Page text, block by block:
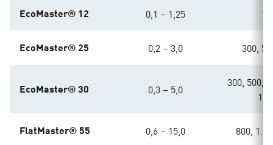
EcoMaster® 12 0,1 – 1,25
EcoMaster® 25 0,2 – 3,0 300,
EcoMaster® 30 0,3 – 5,0
300, 500,
FlatMaster® 55 0,6 – 15,0 800,